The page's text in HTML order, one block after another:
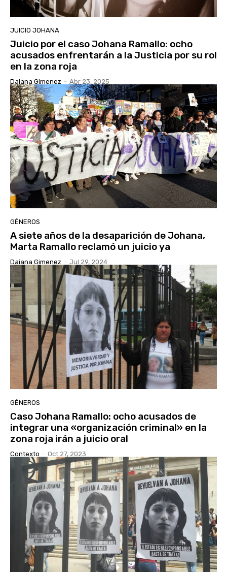
JUICIO JOHANA
Juicio por el caso Johana Ramallo: ocho
acusados enfrentarán a la Justicia por su rol
en la zona roja
Daiana Gimenez - Abr 23, 2025
GÉNEROS
A siete años de la desaparición de Johana,
Marta Ramallo reclamó un juicio ya
Daiana Gimenez - Jul 29, 2024
GÉNEROS
Caso Johana Ramallo: ocho acusados de
integrar una «organización criminal» en la
zona roja irán a juicio oral
Contexto - Oct 27, 2023